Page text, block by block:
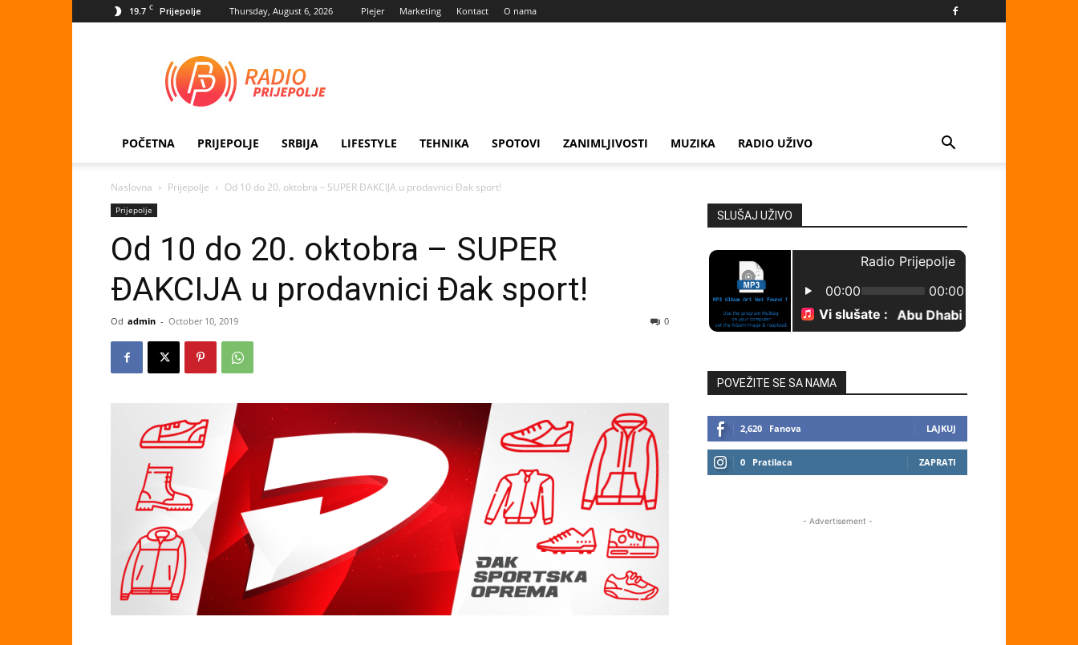
19.7 C Prijepolje Thursday, August 6, 2026 Plejer Marketing Kontact O nama
Prijepolje
POČETNA PRIJEPOLJE SRBIJA LIFESTYLE TEHNIKA SPOTOVI ZANIMLJIVOSTI MUZIKA RADIO UŽIVO
Naslovna Prijepolje Od 10 do 20. oktobra – SUPER ĐAKCIJA u prodavnici Đak sport!
Prijepolje
Od 10 do 20. oktobra – SUPER
ĐAKCIJA u prodavnici Đak sport!
Od admin - October 10, 2019 0
SLUŠAJ UŽIVO
POVEŽITE SE SA NAMA
2,620 Fanova LAJKUJ
0 Pratilaca ZAPRATI
- Advertisement -